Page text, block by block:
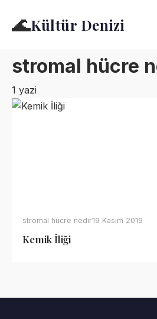
🌊Kültür Denizi
stromal hücre
1 yazi
stromal hücre nedir19 Kasım 2019
Kemik İliği